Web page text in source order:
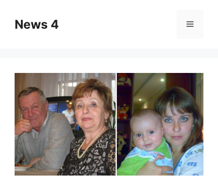
contentNews 4 Menu